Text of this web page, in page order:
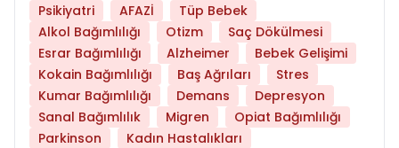
Psikiyatri AFAZİ
Tüp Bebek
Alkol Bağımlılığı
Otizm
Saç Dökülmesi
Esrar Bağımlılığı
Alzheimer
Bebek Gelişimi
Kokain Bağımlılığı
Baş Ağrıları
Stres
Kumar Bağımlılığı
Demans
Depresyon
Sanal Bağımlılık
Migren
Opiat Bağımlılığı
Parkinson
Kadın Hastalıkları